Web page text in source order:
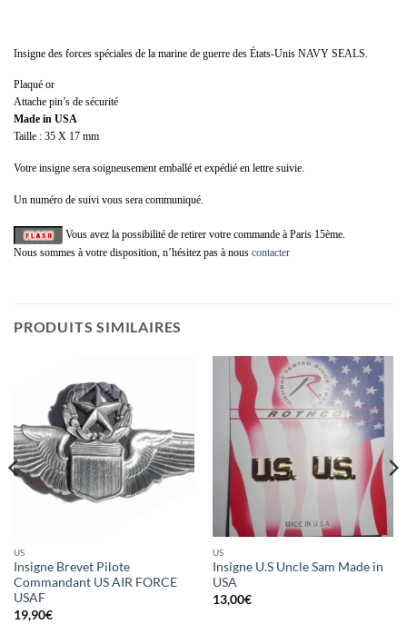
Insigne des forces spéciales de la marine de guerre des États-Unis NAVY SEALS.
Plaqué or
Attache pin’s de sécurité
Made in USA
Taille : 35 X 17 mm
Votre insigne sera soigneusement emballé et expédié en lettre suivie.
Un numéro de suivi vous sera communiqué.
Vous avez la possibilité de retirer votre commande à Paris 15ème.
Nous sommes à votre disposition, n’hésitez pas à nous contacter
PRODUITS SIMILAIRES
US
Insigne Brevet Pilote
Commandant US AIR FORCE
USAF
19,90€
US
Insigne U.S Uncle Sam Made in
USA
13,00€